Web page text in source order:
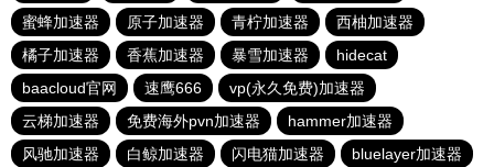
蜜蜂加速器
原子加速器 青柠加速器
西柚加速器
橘子加速器
香蕉加速器 暴雪加速器
hidecat
baacloud官网
速鹰666
vp(永久免费)加速器
云梯加速器
免费海外pvn加速器
hammer加速器
风驰加速器
白鲸加速器 闪电猫加速器 bluelayer加速器